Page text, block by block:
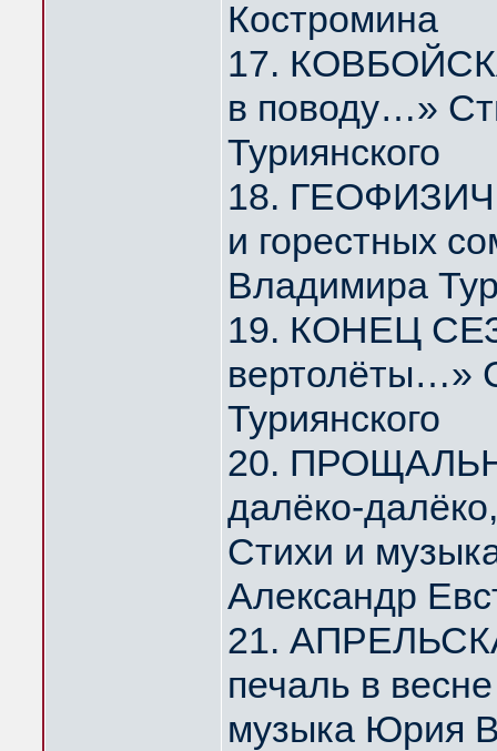
Костромина
17.
в поводу…»
Туриянского
18.
и горестных
Владимира
19. КОНЕЦ
вертолёты…»
Туриянского
20.
далёко-
Стихи и
Александр
21.
печаль в
музыка Юрия